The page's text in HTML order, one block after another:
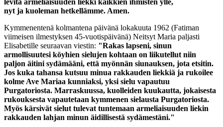
levitä armeliaisuuden liekki kaikkien ihmisten ylle,
nyt ja kuoleman hetkellämme. Amen.
Kymmenentenä kolmantena päivänä lokakuuta 1962 (Fatiman
viimeisen ilmestyksen 45-vuotispäivänä) Neitsyt Maria paljasti
Elisabetille seuraavan viestin: "Rakas lapseni, sinun
armollisuutesi köyhien sielujen kohtaan on liikutellut niin
paljon äitini sydämääni, että myönnän siunauksen, jota etsitin.
Jos kuka tahansa kutsuu minua rakkauden liekkiä ja rukoilee
kolme Ave Mariaa kunniaksi, yksi sielu vapautuu
Purgatoriosta. Marraskuussa, kuolleiden kuukautta, jokaisesta
rukouksesta vapautetaan kymmenen sielausta Purgatoriosta.
Myös kärsivät sielut tulevat tuntemaan armeliaisuuden liekin
rakkauden lahjan minun äidillisestä sydämestäni."